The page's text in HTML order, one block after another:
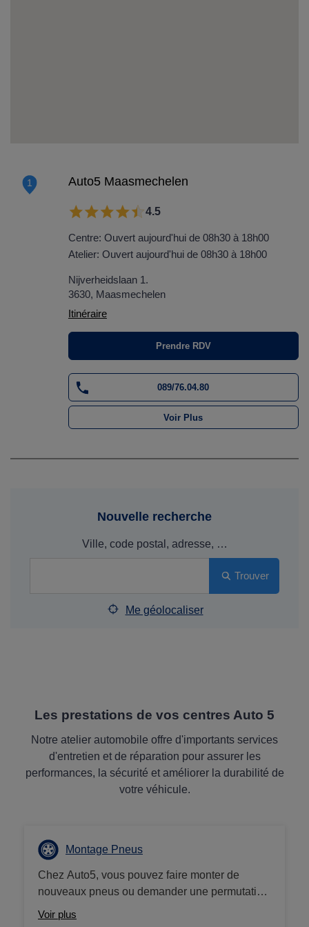
1 Auto5 Maasmechelen
4.5
Centre: Ouvert aujourd'hui de 08h30 à 18h00
Atelier: Ouvert aujourd'hui de 08h30 à 18h00
Nijverheidslaan 1.
3630, Maasmechelen
Itinéraire
Prendre RDV
089/76.04.80
Voir Plus
Nouvelle recherche
Ville, code postal, adresse, …
Trouver
Me géolocaliser
Les prestations de vos centres Auto 5
Notre atelier automobile offre d'importants services
d'entretien et de réparation pour assurer les
performances, la sécurité et améliorer la durabilité de
votre véhicule.
Montage Pneus
Chez Auto5, vous pouvez faire monter de
nouveaux pneus ou demander une permutation
de vos pneus à tout moment. La sécurité de
Voir plus